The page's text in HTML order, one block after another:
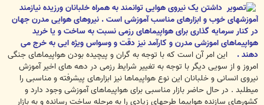
ت
داشتن یک نیروی هوایی توانمند به همراه خلبانان ورزیده نیازمند
آموزشهای خوب و ابزارهای مناسب آموزشی است . نیروهای هوایی مدرن جهان
در کنار سرمایه گذاری برای هواپیماهای رزمی نسبت به ساخت و یا خرید
هواپیماهای اموزشی مدرن و کارآمد نیز دقت و وسواس ویژه ایی به خرج می
دهند .
این امر آن است که با توجه به گران و پیچیده بودن هواپیماهای جنگی
امروز و از سویی دیگر با توجه به تغییر شرایط رزمی در دهه های اخیر آموزش
نیروی انسانی و خلبانان این نوع هواپیماها نیز ابزارهای پیشرفته و مناسبی را
میطلبد . در حال حاضر بازار مناسبی برای هواپیماهای آموزشی وجود دارد و
کشورهای سازنده هواپیما طرحهای زیادی را به مرحله ساخت رسانده و به بازار